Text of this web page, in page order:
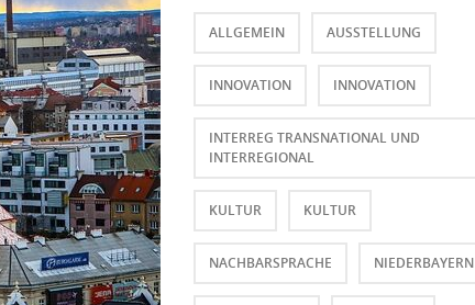
ALLGEMEIN AUSSTELLUNG
INNOVATION INNOVATION
INTERREG TRANSNATIONAL UND
INTERREGIONAL
KULTUR KULTUR
NACHBARSPRACHE NIEDERBAYERN